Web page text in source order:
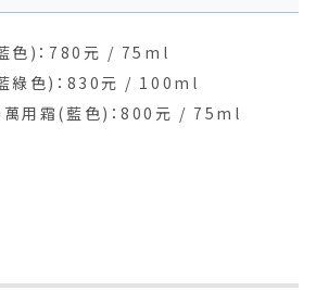
色)：780元 / 75ml
綠色)：830元 / 100ml
萬用霜(藍色)：800元 / 75ml